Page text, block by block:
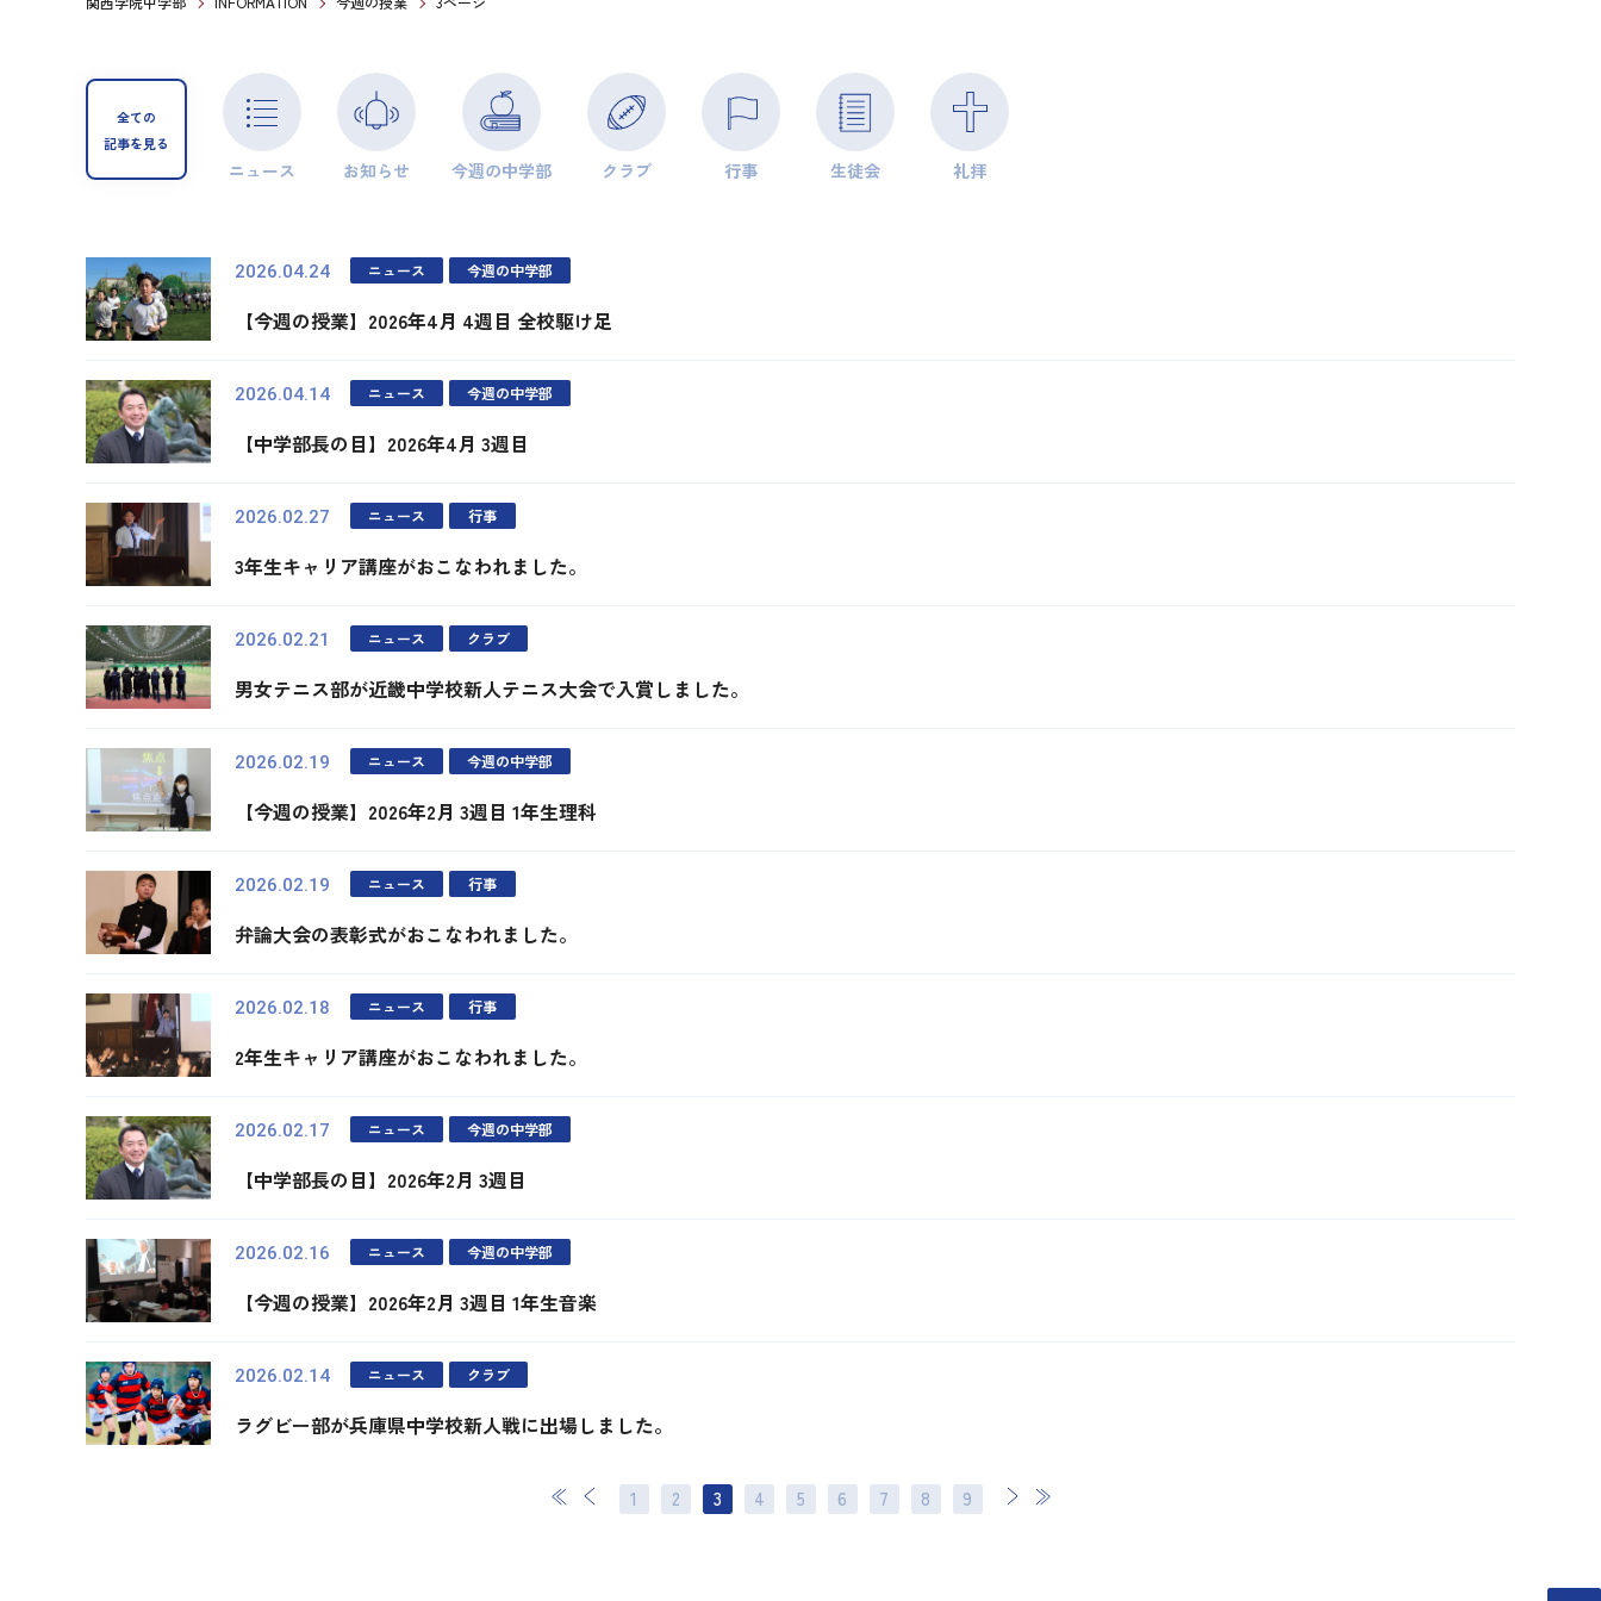
全ての
記事を見る
ニュース お知らせ 今週の中学部 クラブ 行事 生徒会 礼拝
2026.04.24 ニュース 今週の中学部
【今週の授業】2026年4月 4週目 全校駆け足
2026.04.14 ニュース 今週の中学部
【中学部長の目】2026年4月 3週目
2026.02.27 ニュース 行事
3年生キャリア講座がおこなわれました。
2026.02.21 ニュース クラブ
男女テニス部が近畿中学校新人テニス大会で入賞しました。
2026.02.19 ニュース 今週の中学部
【今週の授業】2026年2月 3週目 1年生理科
2026.02.19 ニュース 行事
弁論大会の表彰式がおこなわれました。
2026.02.18 ニュース 行事
2年生キャリア講座がおこなわれました。
2026.02.17 ニュース 今週の中学部
【中学部長の目】2026年2月 3週目
2026.02.16 ニュース 今週の中学部
【今週の授業】2026年2月 3週目 1年生音楽
2026.02.14 ニュース クラブ
ラグビー部が兵庫県中学校新人戦に出場しました。
1 2 3 4 5 6 7 8 9
次 最後